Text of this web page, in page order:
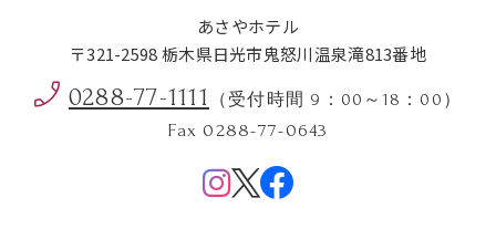
あさやホテル
〒321-2598 栃木県日光市鬼怒川温泉滝813番地
0288-77-1111 （受付時間 9：00～18：00）
Fax 0288-77-0643